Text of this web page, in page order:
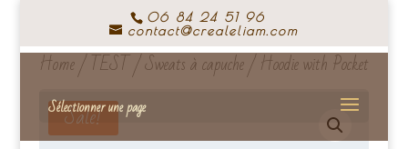
06 84 24 51 96
contact@crealeliam.com
Sélectionner une page
Home/TEST/Sweats à capuche/ Hoodie with Pocket
Sale!